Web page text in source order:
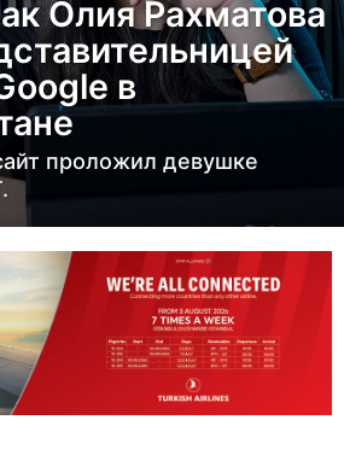
Олия Рахматова
в
проложил девушке